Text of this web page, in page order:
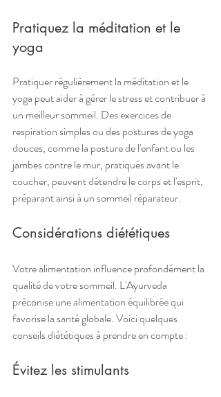
Pratiquez la méditation et le
yoga
Pratiquer régulièrement la méditation et le
yoga peut aider à gérer le stress et contribuer à
un meilleur sommeil. Des exercices de
respiration simples ou des postures de yoga
douces, comme la posture de l'enfant ou les
jambes contre le mur, pratiqués avant le
coucher, peuvent détendre le corps et l'esprit,
préparant ainsi à un sommeil réparateur.
Considérations diététiques
Votre alimentation influence profondément la
qualité de votre sommeil. L'Ayurveda
préconise une alimentation équilibrée qui
favorise la santé globale. Voici quelques
conseils diététiques à prendre en compte :
Évitez les stimulants